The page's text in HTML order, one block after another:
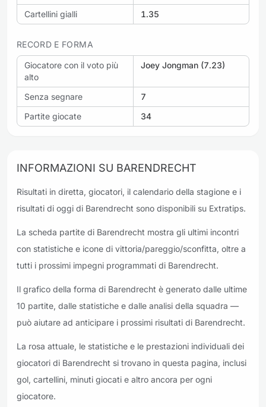
Cartellini gialli
1.35
RECORD E FORMA
Giocatore con il voto più
alto
Joey Jongman (7.23)
Senza segnare
7
Partite giocate
34
INFORMAZIONI SU BARENDRECHT
Risultati in diretta, giocatori, il calendario della stagione e i
risultati di oggi di Barendrecht sono disponibili su Extratips.
La scheda partite di Barendrecht mostra gli ultimi incontri
con statistiche e icone di vittoria/pareggio/sconfitta, oltre a
tutti i prossimi impegni programmati di Barendrecht.
Il grafico della forma di Barendrecht è generato dalle ultime
10 partite, dalle statistiche e dalle analisi della squadra —
può aiutare ad anticipare i prossimi risultati di Barendrecht.
La rosa attuale, le statistiche e le prestazioni individuali dei
giocatori di Barendrecht si trovano in questa pagina, inclusi
gol, cartellini, minuti giocati e altro ancora per ogni
giocatore.